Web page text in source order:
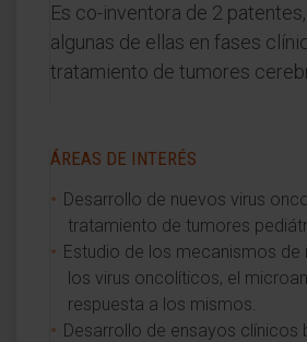
Es co-inventora de 2
algunas de ellas en fases
tratamiento de tumores
ÁREAS DE INTERÉS
Desarrollo de nuevos virus
tratamiento de tumores
Estudio de los mecanismos de
los virus oncolíticos, el
respuesta a los mismos.
Desarrollo de ensayos clínicos